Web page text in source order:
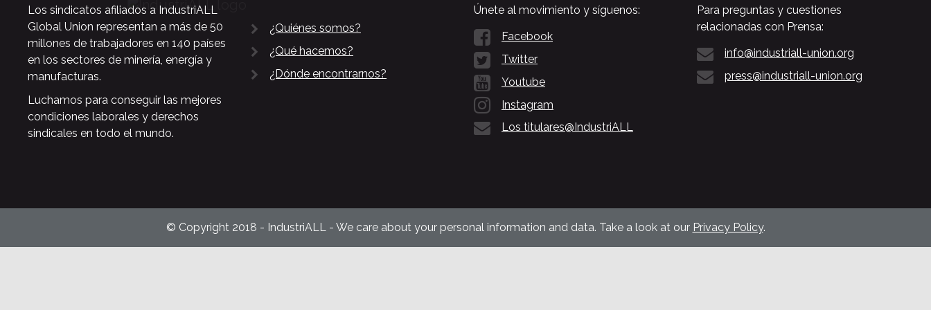
Los sindicatos afiliados a IndustriALL
Global Union representan a más de 50
millones de trabajadores en 140 países
en los sectores de minería, energía y
manufacturas.
Luchamos para conseguir las mejores
condiciones laborales y derechos
sindicales en todo el mundo.
¿Quiénes somos?
¿Qué hacemos?
¿Dónde encontrarnos?
Únete al movimiento y síguenos:
Facebook
Twitter
Youtube
Instagram
Los titulares@IndustriALL
Para preguntas y cuestiones
relacionadas con Prensa:
info@industriall-union.org
press@industriall-union.org
© Copyright 2018 - IndustriALL - We care about your personal information and data. Take a look at our Privacy Policy.